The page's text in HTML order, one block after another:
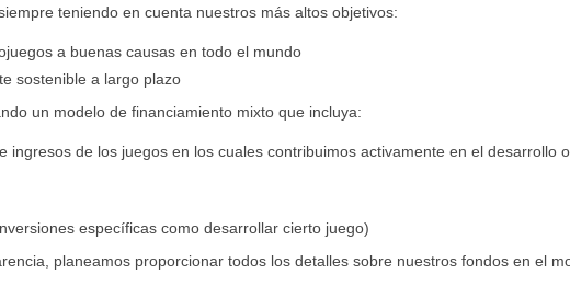
teniendo en cuenta nuestros más altos objetivos:
a buenas causas en todo el mundo
sostenible a largo plazo
un modelo de financiamiento mixto que incluya:
ingresos de los juegos en los cuales contribuimos activamente en el desarrollo
específicas como desarrollar cierto juego)
planeamos proporcionar todos los detalles sobre nuestros fondos en el